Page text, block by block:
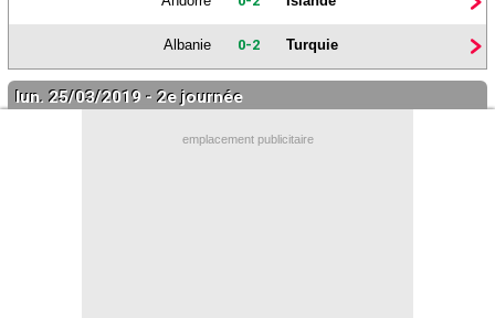
Albanie 0-2 Turquie
lun. 25/03/2019 - 2e journée
Turquie 4-0 Moldavie
emplacement publicitaire